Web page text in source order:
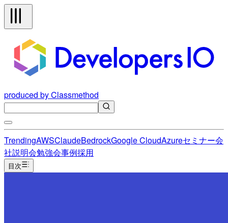
produced by Classmethod
TrendingAWSClaudeBedrockGoogle CloudAzureセミナー会
社説明会勉強会事例採用
目次